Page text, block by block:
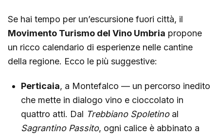
Se hai tempo per un’escursione fuori città, il
Movimento Turismo del Vino Umbria propone
un ricco calendario di esperienze nelle cantine
della regione. Ecco le più suggestive:
Perticaia, a Montefalco — un percorso inedito
che mette in dialogo vino e cioccolato in
quattro atti. Dal Trebbiano Spoletinoal
Sagrantino Passito, ogni calice è abbinato a